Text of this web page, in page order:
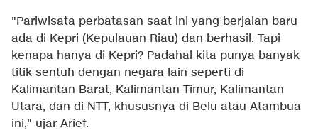
"Pariwisata perbatasan saat ini yang berjalan baru
ada di Kepri (Kepulauan Riau) dan berhasil. Tapi
kenapa hanya di Kepri? Padahal kita punya banyak
titik sentuh dengan negara lain seperti di
Kalimantan Barat, Kalimantan Timur, Kalimantan
Utara, dan di NTT, khususnya di Belu atau Atambua
ini," ujar Arief.